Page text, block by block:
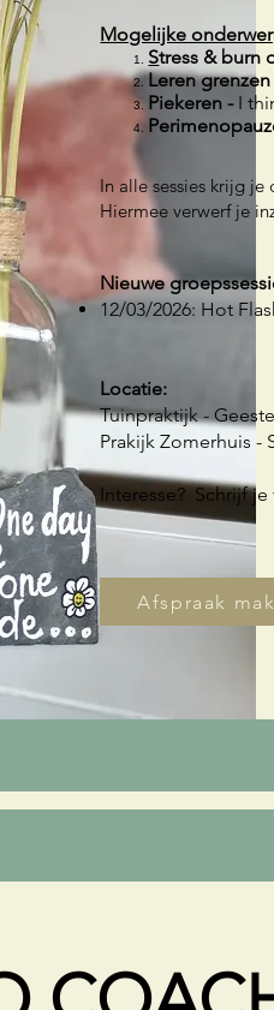
Mogelijke
​Stress & burn
Leren
Piekeren - I
​In alle sessies krijg
Hiermee verwerf je
Nieuwe
12/03/2026: Hot
Locatie:
Tuinpraktijk -
Prakijk Zomerhuis -
Interesse? Schrijf
Afspraak